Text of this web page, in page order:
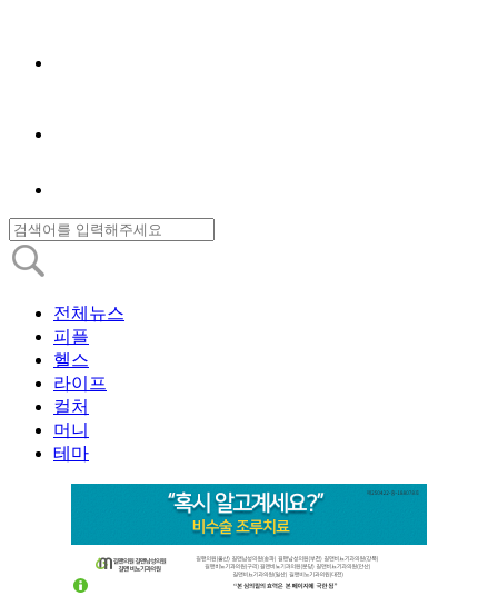
전체뉴스
피플
헬스
라이프
컬처
머니
테마